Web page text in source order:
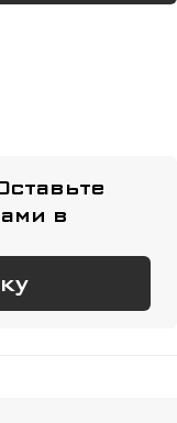
в